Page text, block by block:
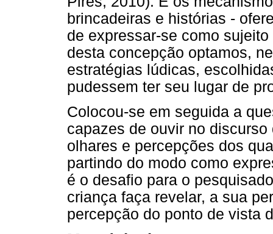
brincadeiras e histórias -
de expressar-se como
desta concepção optamos,
estratégias lúdicas,
pudessem ter seu lugar de
Colocou-se em seguida a
capazes de ouvir no
olhares e percepções dos
partindo do modo como
é o desafio para o
criança faça revelar, a sua
percepção do ponto de vista